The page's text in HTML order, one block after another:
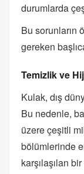
durumlarda
Bu sorunların
gereken
Temizlik ve
Kulak, dış
Bu nedenle,
üzere çeşitli
bölümlerinde
karşılaşılan